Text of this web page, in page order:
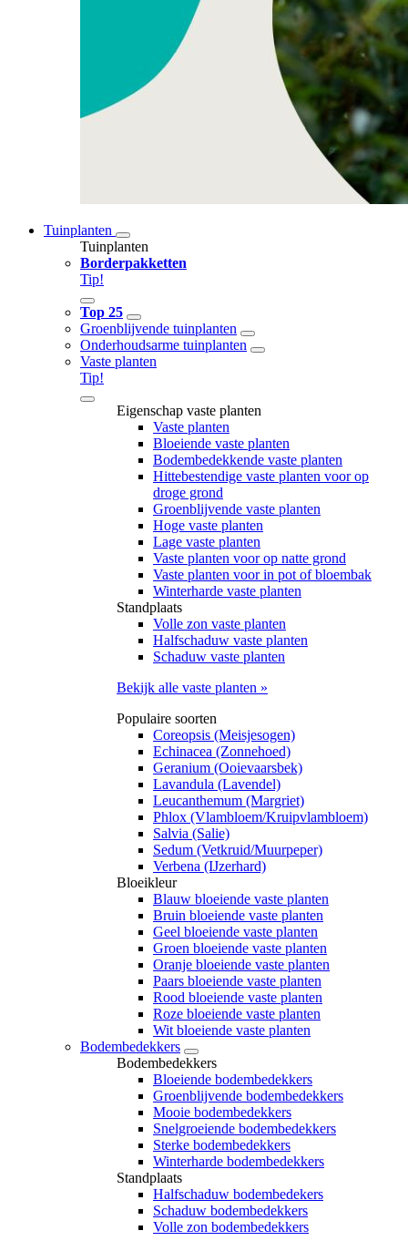
Tuinplanten
Tuinplanten
Borderpakketten
Tip!
Top 25
Groenblijvende tuinplanten
Onderhoudsarme tuinplanten
Vaste planten
Tip!
Eigenschap vaste planten
Vaste planten
Bloeiende vaste planten
Bodembedekkende vaste planten
Hittebestendige vaste planten voor op
droge grond
Groenblijvende vaste planten
Hoge vaste planten
Lage vaste planten
Vaste planten voor op natte grond
Vaste planten voor in pot of bloembak
Winterharde vaste planten
Standplaats
Volle zon vaste planten
Halfschaduw vaste planten
Schaduw vaste planten
Bekijk alle vaste planten »
Populaire soorten
Coreopsis (Meisjesogen)
Echinacea (Zonnehoed)
Geranium (Ooievaarsbek)
Lavandula (Lavendel)
Leucanthemum (Margriet)
Phlox (Vlambloem/Kruipvlambloem)
Salvia (Salie)
Sedum (Vetkruid/Muurpeper)
Verbena (IJzerhard)
Bloeikleur
Blauw bloeiende vaste planten
Bruin bloeiende vaste planten
Geel bloeiende vaste planten
Groen bloeiende vaste planten
Oranje bloeiende vaste planten
Paars bloeiende vaste planten
Rood bloeiende vaste planten
Roze bloeiende vaste planten
Wit bloeiende vaste planten
Bodembedekkers
Bodembedekkers
Bloeiende bodembedekkers
Groenblijvende bodembedekkers
Mooie bodembedekkers
Snelgroeiende bodembedekkers
Sterke bodembedekkers
Winterharde bodembedekkers
Standplaats
Halfschaduw bodembedekers
Schaduw bodembedekkers
Volle zon bodembedekkers